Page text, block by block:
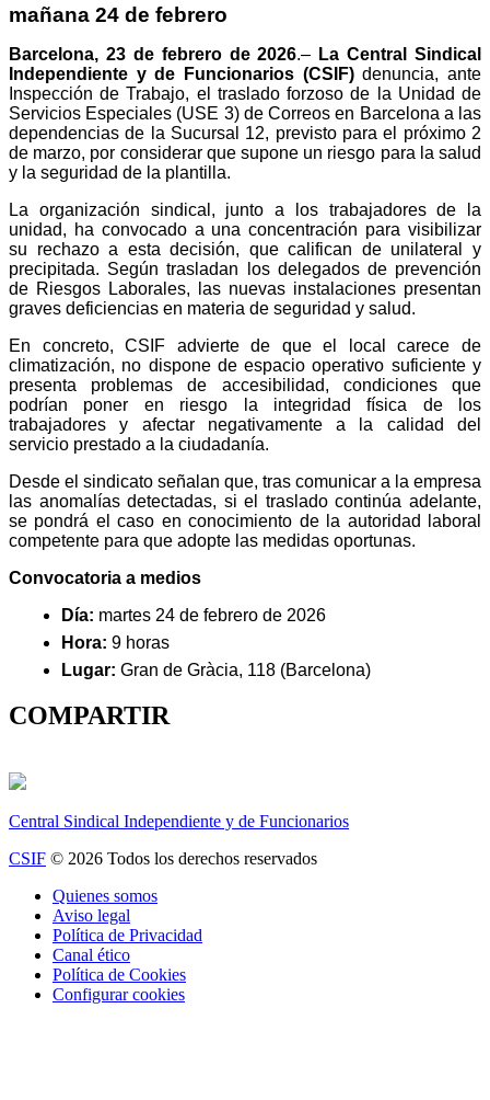
mañana 24 de febrero
Barcelona, 23 de febrero de 2026.– La Central Sindical
Independiente y de Funcionarios (CSIF)denuncia, ante
Inspección de Trabajo, el traslado forzoso de la Unidad de
Servicios Especiales (USE 3) de Correos en Barcelona a las
dependencias de la Sucursal 12, previsto para el próximo 2
de marzo, por considerar que supone un riesgo para la salud
y la seguridad de la plantilla.
La organización sindical, junto a los trabajadores de la
unidad, ha convocado a una concentración para visibilizar
su rechazo a esta decisión, que califican de unilateral y
precipitada. Según trasladan los delegados de prevención
de Riesgos Laborales, las nuevas instalaciones presentan
graves deficiencias en materia de seguridad y salud.
En concreto, CSIF advierte de que el local carece de
climatización, no dispone de espacio operativo suficiente y
presenta problemas de accesibilidad, condiciones que
podrían poner en riesgo la integridad física de los
trabajadores y afectar negativamente a la calidad del
servicio prestado a la ciudadanía.
Desde el sindicato señalan que, tras comunicar a la empresa
las anomalías detectadas, si el traslado continúa adelante,
se pondrá el caso en conocimiento de la autoridad laboral
competente para que adopte las medidas oportunas.
Convocatoria a medios
Día: martes 24 de febrero de 2026
Hora: 9 horas
Lugar: Gran de Gràcia, 118 (Barcelona)
COMPARTIR
Central Sindical Independiente y de Funcionarios
CSIF © 2026 Todos los derechos reservados
Quienes somos
Aviso legal
Política de Privacidad
Canal ético
Política de Cookies
Configurar cookies